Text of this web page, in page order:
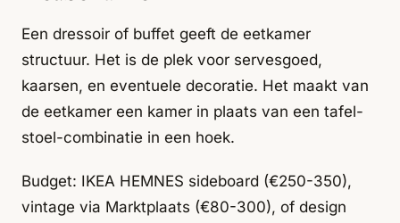
Een dressoir of buffet geeft de eetkamer
structuur. Het is de plek voor servesgoed,
kaarsen, en eventuele decoratie. Het maakt van
de eetkamer een kamer in plaats van een tafel-
stoel-combinatie in een hoek.
Budget: IKEA HEMNES sideboard (€250-350),
vintage via Marktplaats (€80-300), of design